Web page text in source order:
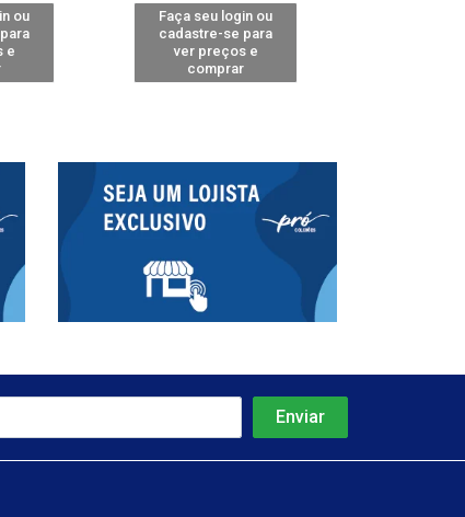
ou
e
Faça seu login ou
cadastre-se para
ver preços e
comprar